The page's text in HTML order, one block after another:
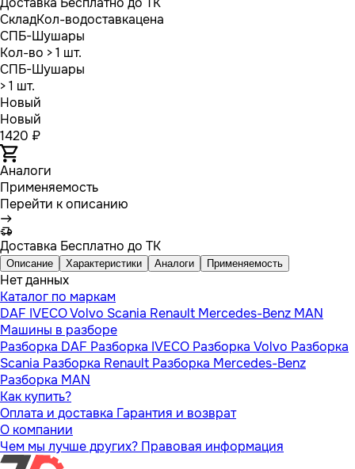
СкладКол-водоставкацена
СПБ-Шушары
Кол-во > 1 шт.
СПБ-Шушары
> 1 шт.
Новый
Новый
1420 ₽
Аналоги
Применяемость
Перейти к описанию
Доставка Бесплатно до ТК
Описание Характеристики Аналоги Применяемость
Нет данных
Каталог по маркам
DAF IVECOVolvo Scania Renault Mercedes-Benz MAN
Машины в разборе
Разборка DAF Разборка IVECO Разборка Volvo Разборка
Scania Разборка Renault Разборка Mercedes-Benz
Разборка MAN
Как купить?
Оплата и доставка Гарантия и возврат
О компании
Чем мы лучше других? Правовая информация